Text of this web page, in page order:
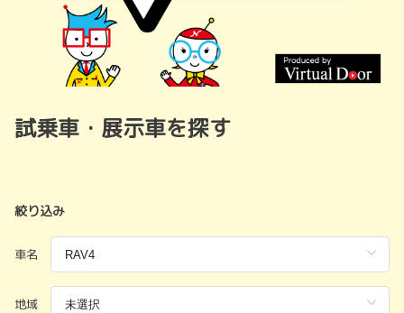
試乗車・展示車を探す
絞り込み
車名
地域